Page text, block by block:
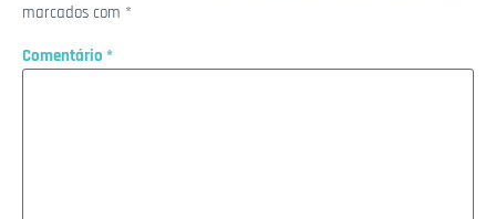
marcados com *
Comentário *